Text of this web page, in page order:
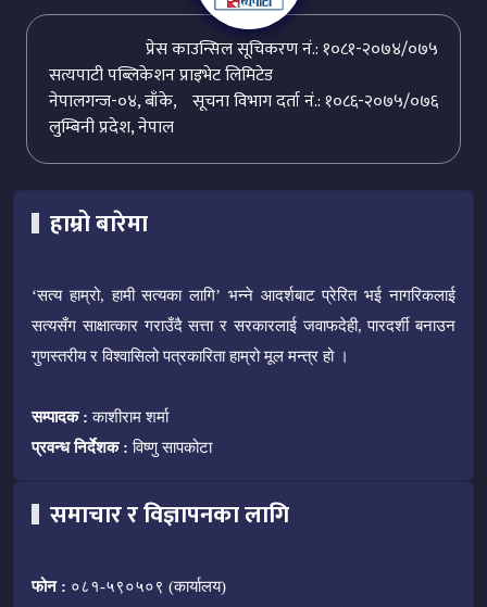
प्रेस काउन्सिल सूचिकरण नं.: १०८१-२०७४/०७५
सत्यपाटी पब्लिकेशन प्राइभेट लिमिटेड
सूचना विभाग दर्ता नं.: १०८६-२०७५/०७६
नेपालगन्ज-०४, बाँके,
लुम्बिनी प्रदेश, नेपाल
हाम्रो बारेमा
‘सत्य हाम्रो, हामी सत्यका लागि’ भन्ने आदर्शबाट प्रेरित भई नागरिकलाई
सत्यसँग साक्षात्कार गराउँदै सत्ता र सरकारलाई जवाफदेही, पारदर्शी बनाउन
गुणस्तरीय र विश्वासिलो पत्रकारिता हाम्रो मूल मन्त्र हो ।
सम्पादक : काशीराम शर्मा
प्रवन्ध निर्देशक : विष्णु सापकोटा
समाचार र विज्ञापनका लागि
फोन : ०८१-५९०५०९ (कार्यालय)